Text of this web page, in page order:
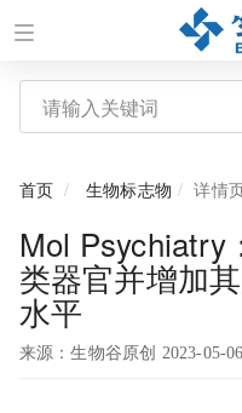
首页 生物标志物 详情
Mol Psychiatry
类器官并增加
水平
来源：生物谷原创 2023-05-